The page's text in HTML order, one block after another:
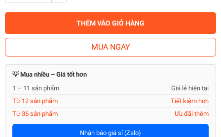
THÊM VÀO GIỎ HÀNG
MUA NGAY
💡 Mua nhiều – Giá tốt hơn
1 – 11 sản phẩm
Giá lẻ hiện tại
Từ 12 sản phẩm
Tiết kiệm hơn
Từ 36 sản phẩm
Ưu đãi thêm
Nhận báo giá sỉ (Zalo)